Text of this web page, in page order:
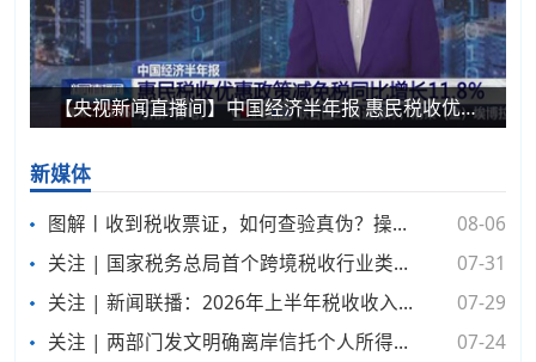
【央视新闻直播间】中国经济半年报 惠民税收优惠政策减免税同比增长11.8%
新媒体
图解丨收到税收票证，如何查验真伪？操作指南来了！
08-06
关注 | 国家税务总局首个跨境税收行业类指引《国际运输涉税服务指引》正式发布
07-31
关注 | 新闻联播：2026年上半年税收收入稳步增长 新质生产力发展成效明显
07-29
关注 | 两部门发文明确离岸信托个人所得税有关事项
07-24